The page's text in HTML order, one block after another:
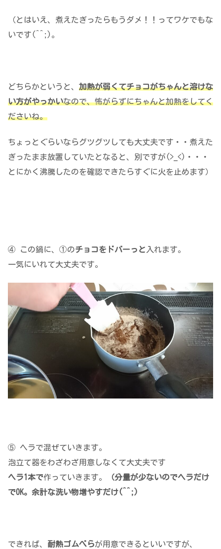
（とはいえ、煮えたぎったらもうダメ！！ってワケでもな
いです(^^;)。
どちらかというと、 加熱が弱くてチョコがちゃんと溶けな
い方がやっかいなので、怖がらずにちゃんと加熱をしてく
ださいね。
ちょっとぐらいならグツグツしても大丈夫です・・煮えた
ぎったまま放置していたとなると、別ですが(>_<)・・・
とにかく沸騰したのを確認できたらすぐに火を止めます）
④ この鍋に、①のチョコをドバーっと 入れます。
一気にいれて大丈夫です。
⑤ ヘラで混ぜていきます。
泡立て器をわざわざ用意しなくて大丈夫です
ヘラ1本で作っていきます。
（分量が少ないのでヘラだけ
でOK。余計な洗い物増やすだけ(^^;)
できれば、 耐熱ゴムべらが用意できるといいですが、